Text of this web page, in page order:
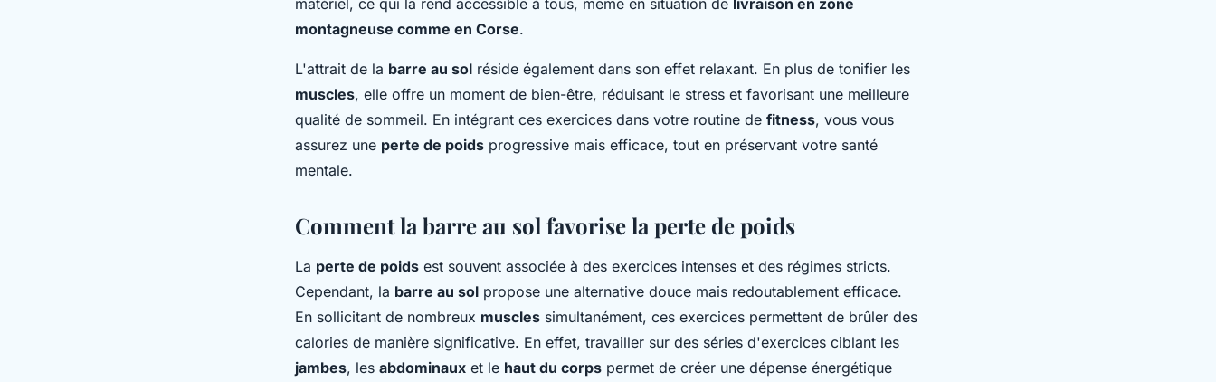
montagneuse comme en Corse.
L'attrait de la barre au sol réside également dans son effet relaxant. En plus de tonifier les
muscles, elle offre un moment de bien-être, réduisant le stress et favorisant une meilleure
qualité de sommeil. En intégrant ces exercices dans votre routine de fitness, vous vous
assurez une perte de poids progressive mais efficace, tout en préservant votre santé
mentale.
Comment la barre au sol favorise la perte de poids
La perte de poids est souvent associée à des exercices intenses et des régimes stricts.
Cependant, la barre au sol propose une alternative douce mais redoutablement efficace.
En sollicitant de nombreux muscles simultanément, ces exercices permettent de brûler des
calories de manière significative. En effet, travailler sur des séries d'exercices ciblant les
jambes, les abdominaux et le haut du corps permet de créer une dépense énergétique